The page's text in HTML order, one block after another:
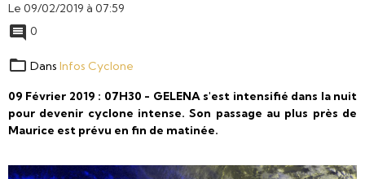
Le 09/02/2019 à 07:59
0
Dans Infos Cyclone
09 Février 2019 : 07H30 - GELENA s'est intensifié dans la nuit
pour devenir cyclone intense. Son passage au plus près de
Maurice est prévu en fin de matinée.